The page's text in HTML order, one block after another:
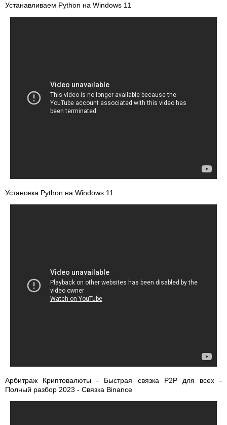
Устанавливаем Python на Windows 11
Установка Python на Windows 11
Арбитраж Криптовалюты - Быстрая связка P2P для всех -
Полный разбор 2023 - Связка Binance